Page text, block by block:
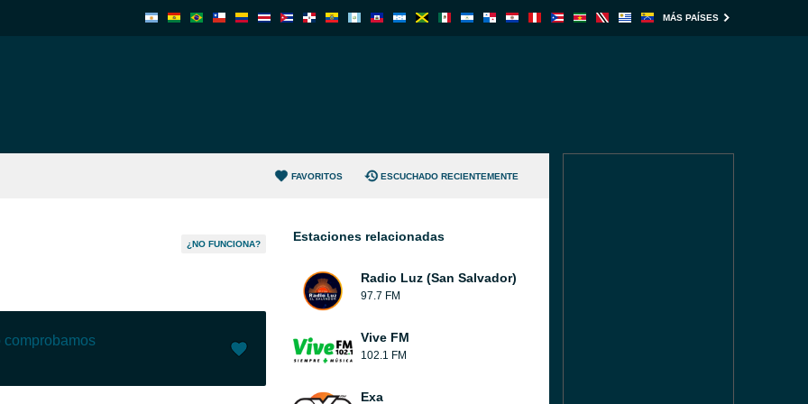
MÁS PAÍSES
FAVORITOS ESCUCHADO RECIENTEMENTE
¿NO FUNCIONA?
comprobamos
Estaciones relacionadas
Radio Luz (San Salvador)
97.7 FM
Vive FM
102.1 FM
Exa